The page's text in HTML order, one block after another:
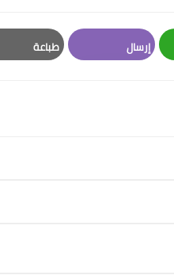
إرسال طباعة